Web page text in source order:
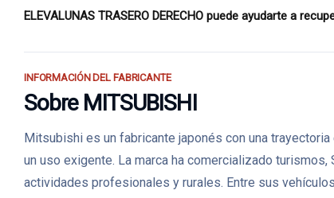
ELEVALUNAS TRASERO DERECHO puede ayudarte a
INFORMACIÓN DEL FABRICANTE
Sobre MITSUBISHI
Mitsubishi es un fabricante japonés con una
un uso exigente. La marca ha comercializado
actividades profesionales y rurales. Entre sus